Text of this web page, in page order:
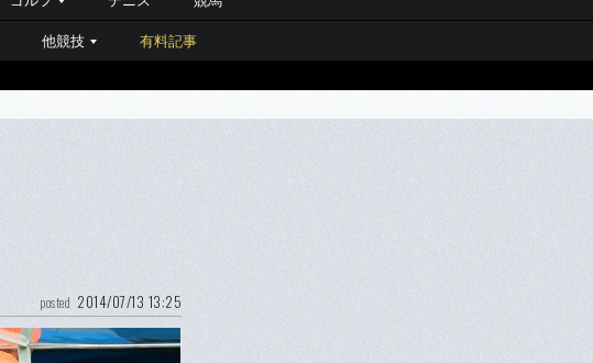
他競技 有料記事
posted 2014/07/13 13:25